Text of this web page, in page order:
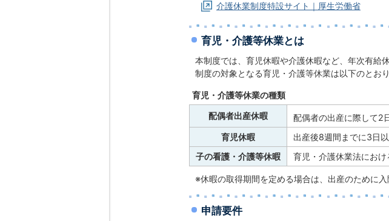
介護休業制度特設サイト｜厚生労働省
育児・介護等休業とは
本制度では、育児休暇や介護休暇など、年次有給
制度の対象となる育児・介護等休業は以下のとおり
育児・介護等休業の種類
配偶者出産休暇
配偶者の出産に際して2
育児休暇
出産後8週間までに3日
子の看護・介護等休暇
育児・介護休業法にお
※休暇の取得期間を定める場合は、出産のために
申請要件